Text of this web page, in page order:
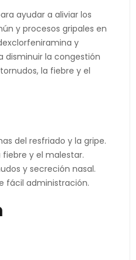
ayudar a aliviar los
y procesos gripales en
y
la congestión
la fiebre y el
del resfriado y la gripe.
fiebre y el malestar.
y secreción nasal.
fácil administración.